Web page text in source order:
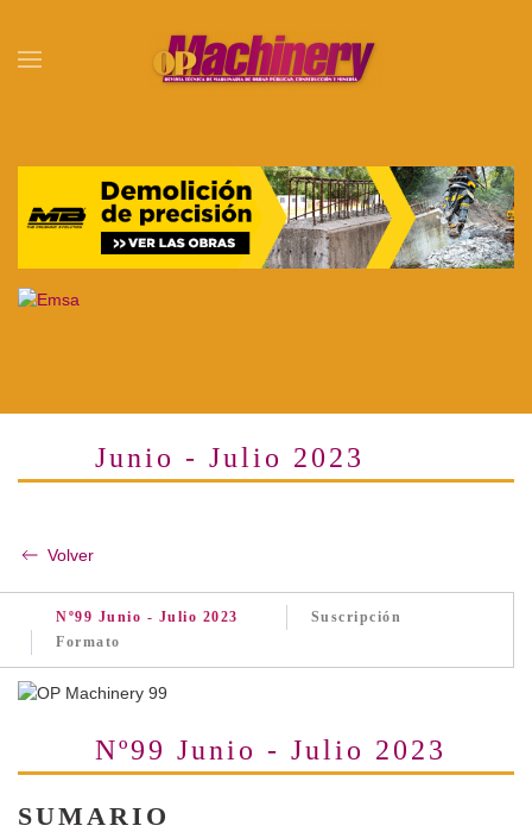
Skip to main content
Junio - Julio 2023
Volver
Nº99 Junio - Julio 2023
Suscripción
Formato
Nº99 Junio - Julio 2023
SUMARIO